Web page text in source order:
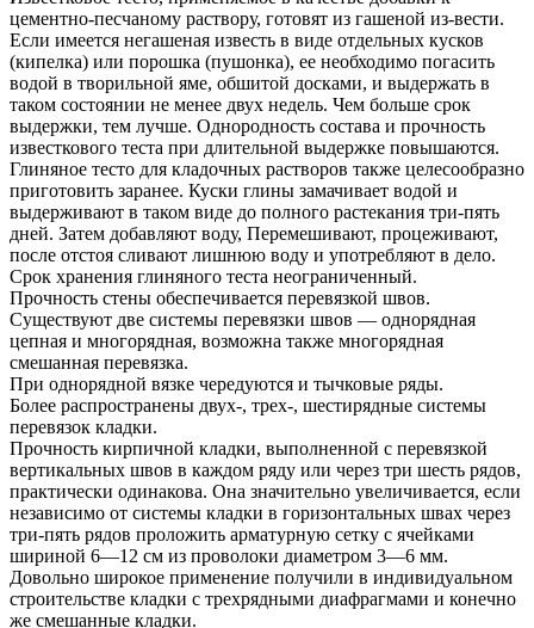
цементно-песчаному раствору, готовят из гашеной из-вести.
Если имеется негашеная известь в виде отдельных кусков
(кипелка) или порошка (пушонка), ее необходимо погасить
водой в творильной яме, обшитой досками, и выдержать в
таком состоянии не менее двух недель. Чем больше срок
выдержки, тем лучше. Однородность состава и прочность
известкового теста при длительной выдержке повышаются.
Глиняное тесто для кладочных растворов также целесообразно
приготовить заранее. Куски глины замачивает водой и
выдерживают в таком виде до полного растекания три-пять
дней. Затем добавляют воду, Перемешивают, процеживают,
после отстоя сливают лишнюю воду и употребляют в дело.
Срок хранения глиняного теста неограниченный.
Прочность стены обеспечивается перевязкой швов.
Существуют две системы перевязки швов — однорядная
цепная и многорядная, возможна также многорядная
смешанная перевязка.
При однорядной вязке чередуются и тычковые ряды.
Более распространены двух-, трех-, шестирядные системы
перевязок кладки.
Прочность кирпичной кладки, выполненной с перевязкой
вертикальных швов в каждом ряду или через три шесть рядов,
практически одинакова. Она значительно увеличивается, если
независимо от системы кладки в горизонтальных швах через
три-пять рядов проложить арматурную сетку с ячейками
шириной 6—12 см из проволоки диаметром 3—6 мм.
Довольно широкое применение получили в индивидуальном
строительстве кладки с трехрядными диафрагмами и конечно
же смешанные кладки.